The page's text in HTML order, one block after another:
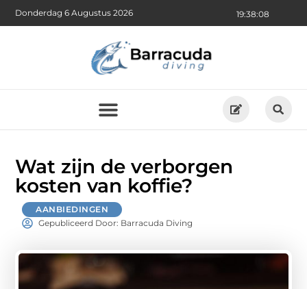
19:38:09
Donderdag 6 Augustus 2026
Wat zijn de verborgen
kosten van koffie?
AANBIEDINGEN
Gepubliceerd Door: Barracuda Diving